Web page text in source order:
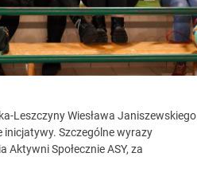
Leszczyny Wiesława Janiszewskiego
Szczególne wyrazy
Społecznie ASY, za